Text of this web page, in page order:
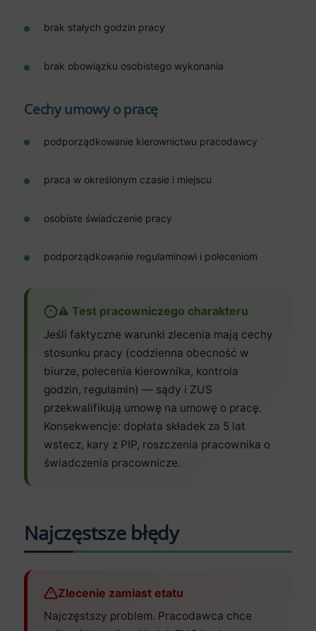
brak stałych godzin pracy
brak obowiązku osobistego wykonania
Cechy umowy o pracę
podporządkowanie kierownictwu pracodawcy
praca w określonym czasie i miejscu
osobiste świadczenie pracy
podporządkowanie regulaminowi i poleceniom
⚠️ Test pracowniczego charakteru
Jeśli faktyczne warunki zlecenia mają cechy
stosunku pracy (codzienna obecność w
biurze, polecenia kierownika, kontrola
godzin, regulamin) — sądy i ZUS
przekwalifikują umowę na umowę o pracę.
Konsekwencje: dopłata składek za 5 lat
wstecz, kary z PIP, roszczenia pracownika o
świadczenia pracownicze.
Najczęstsze błędy
Zlecenie zamiast etatu
Najczęstszy problem. Pracodawca chce